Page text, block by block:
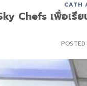
CATH
Chefs เพื่อเรี